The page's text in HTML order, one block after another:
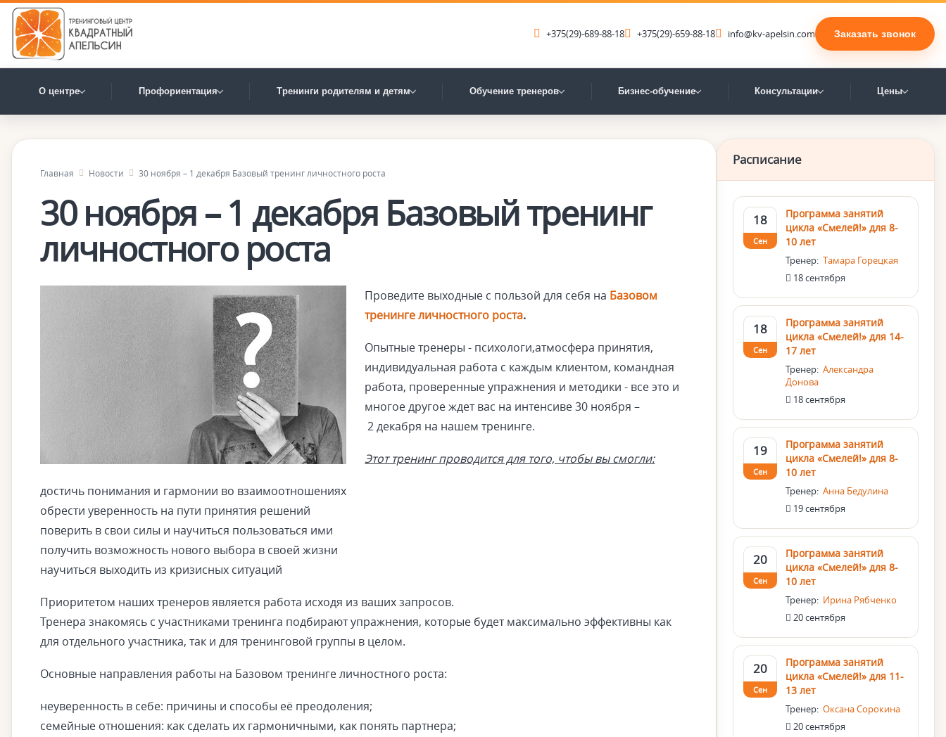
+375(29)-689-88-18 +375(29)-659-88-18 info@kv-apelsin.com Заказать звонок
О центре Профориентация Тренинги родителям и детям Обучение тренеров Бизнес-обучение Консультации Цены
Главная Новости 30 ноября – 1 декабря Базовый тренинг личностного роста
30 ноября – 1 декабря Базовый тренинг
личностного роста
Проведите выходные с пользой для себя на Базовом
тренинге личностного роста.
Опытные тренеры - психологи,атмосфера принятия,
индивидуальная работа с каждым клиентом, командная
работа, проверенные упражнения и методики - все это и
многое другое ждет вас на интенсиве 30 ноября –
2 декабря на нашем тренинге.
Этот тренинг проводится для того, чтобы вы смогли:
достичь понимания и гармонии во взаимоотношениях
обрести уверенность на пути принятия решений
поверить в свои силы и научиться пользоваться ими
получить возможность нового выбора в своей жизни
научиться выходить из кризисных ситуаций
Приоритетом наших тренеров является работа исходя из ваших запросов.
Тренера знакомясь с участниками тренинга подбирают упражнения, которые будет максимально эффективны как
для отдельного участника, так и для тренинговой группы в целом.
Основные направления работы на Базовом тренинге личностного роста:
неуверенность в себе: причины и способы её преодоления;
семейные отношения: как сделать их гармоничными, как понять партнера;
Расписание
18
Сен
Программа занятий
цикла «Смелей!» для 8-
10 лет
Тренер: Тамара Горецкая
18 сентября
18
Сен
Программа занятий
цикла «Смелей!» для 14-
17 лет
Тренер: Александра
Донова
18 сентября
19
Сен
Программа занятий
цикла «Смелей!» для 8-
10 лет
Тренер: Анна Бедулина
19 сентября
20
Сен
Программа занятий
цикла «Смелей!» для 8-
10 лет
Тренер: Ирина Рябченко
20 сентября
20
Сен
Программа занятий
цикла «Смелей!» для 11-
13 лет
Тренер: Оксана Сорокина
20 сентября